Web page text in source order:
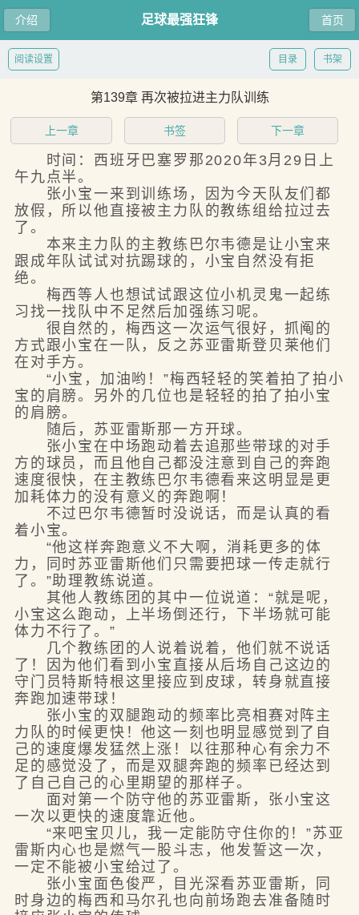
介绍 首页
足球最强狂锋
书架
目录
阅读设置
第139章 再次被拉进主力队训练
上一章 书签 下一章
时间：西班牙巴塞罗那2020年3月29日上
午九点半。
张小宝一来到训练场，因为今天队友们都
放假，所以他直接被主力队的教练组给拉过去
了。
本来主力队的主教练巴尔韦德是让小宝来
跟成年队试试对抗踢球的，小宝自然没有拒
绝。
梅西等人也想试试跟这位小机灵鬼一起练
习找一找队中不足然后加强练习呢。
很自然的，梅西这一次运气很好，抓阄的
方式跟小宝在一队，反之苏亚雷斯登贝莱他们
在对手方。
“小宝，加油哟！”梅西轻轻的笑着拍了拍小
宝的肩膀。另外的几位也是轻轻的拍了拍小宝
的肩膀。
随后，苏亚雷斯那一方开球。
张小宝在中场跑动着去追那些带球的对手
方的球员，而且他自己都没注意到自己的奔跑
速度很快，在主教练巴尔韦德看来这明显是更
加耗体力的没有意义的奔跑啊！
不过巴尔韦德暂时没说话，而是认真的看
着小宝。
“他这样奔跑意义不大啊，消耗更多的体
力，同时苏亚雷斯他们只需要把球一传走就行
了。”助理教练说道。
其他人教练团的其中一位说道：“就是呢，
小宝这么跑动，上半场倒还行，下半场就可能
体力不行了。”
几个教练团的人说着说着，他们就不说话
了！因为他们看到小宝直接从后场自己这边的
守门员特斯特根这里接应到皮球，转身就直接
奔跑加速带球！
张小宝的双腿跑动的频率比亮相赛对阵主
力队的时候更快！他这一刻也明显感觉到了自
己的速度爆发猛然上涨！以往那种心有余力不
足的感觉没了，而是双腿奔跑的频率已经达到
了自己自己的心里期望的那样子。
面对第一个防守他的苏亚雷斯，张小宝这
一次以更快的速度靠近他。
“来吧宝贝儿，我一定能防守住你的！”苏亚
雷斯内心也是燃气一股斗志，他发誓这一次，
一定不能被小宝给过了。
张小宝面色俊严，目光深看苏亚雷斯，同
时身边的梅西和马尔孔也向前场跑去准备随时